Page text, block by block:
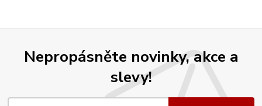
Nepropásněte novinky, akce a
slevy!